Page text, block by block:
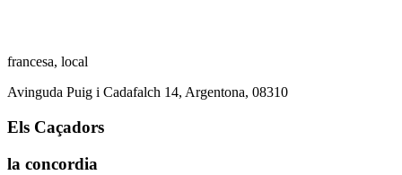
francesa, local
Avinguda Puig i Cadafalch 14, Argentona, 08310
Els Caçadors
la concordia